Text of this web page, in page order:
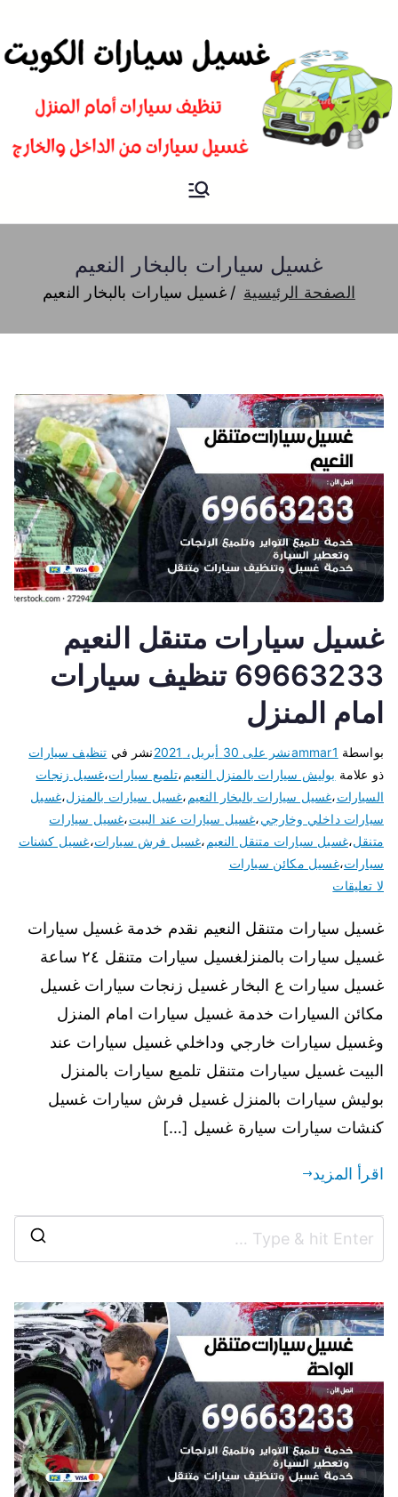
سيارات
شركة تنظيف سيارات و تلميع و
غسيل سيارات بالبخار النعيم
الصفحة الرئيسية غسيل سيارات بالبخار النعيم
غسيل سيارات متنقل النعيم
69663233 تنظيف سيارات
امام المنزل
بواسطة ammar1نشر على 30 أبريل، 2021 نشر في تنظيف سيارات
ذو علامة بوليش سيارات بالمنزل النعيم ،تلميع سيارات،غسيل زنجات
السيارات،غسيل سيارات بالبخار النعيم ،غسيل سيارات بالمنزل،غسيل
سيارات داخلي وخارجي،غسيل سيارات عند البيت،غسيل سيارات
متنقل،غسيل سيارات متنقل النعيم ،غسيل فرش سيارات،غسيل كشنات
سيارات،غسيل مكائن سيارات
لا تعليقات
غسيل سيارات متنقل النعيم نقدم خدمة غسيل سيارات
غسيل سيارات بالمنزلغسيل سيارات متنقل ٢٤ ساعة
غسيل سيارات ع البخار غسيل زنجات سيارات غسيل
مكائن السيارات خدمة غسيل سيارات امام المنزل
وغسيل سيارات خارجي وداخلي غسيل سيارات عند
البيت غسيل سيارات متنقل تلميع سيارات بالمنزل
بوليش سيارات بالمنزل غسيل فرش سيارات غسيل
كنشات سيارات سيارة غسيل […]
اقرأ المزيد